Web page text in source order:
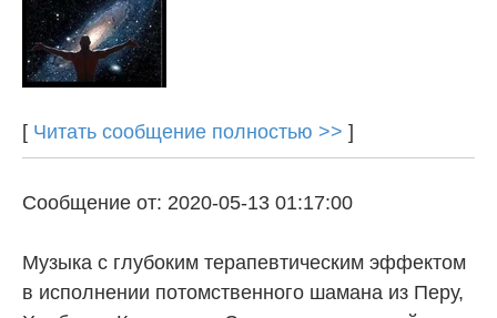
[ Читать сообщение полностью >> ]
Сообщение от: 2020-05-13 01:17:00
Музыка с глубоким терапевтическим эффектом
в исполнении потомственного шамана из Перу,